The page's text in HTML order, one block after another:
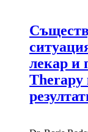
лекар и
Therapy